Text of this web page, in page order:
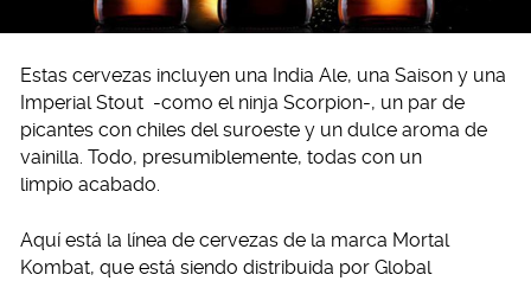
Estas cervezas incluyen una India Ale, una Saison y una
Imperial Stout -como el ninja Scorpion-, un par de
picantes con chiles del suroeste y un dulce aroma de
vainilla. Todo, presumiblemente, todas con un
limpio acabado.
Aquí está la línea de cervezas de la marca Mortal
Kombat, que está siendo distribuida por Global